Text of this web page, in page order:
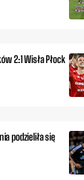
2:1 Wisła Płock
podzieliła się